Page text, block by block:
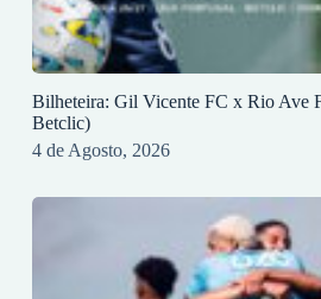
Bilheteira: Gil Vicente FC x Rio Ave
Betclic)
4 de Agosto, 2026